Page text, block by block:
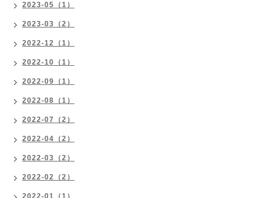
2023-05（1）
2023-03（2）
2022-12（1）
2022-10（1）
2022-09（1）
2022-08（1）
2022-07（2）
2022-04（2）
2022-03（2）
2022-02（2）
2022-01（1）